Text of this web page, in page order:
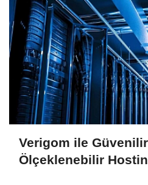
Verigom ile
Ölçeklenebilir